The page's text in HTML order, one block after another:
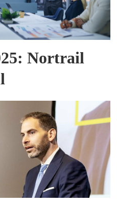
Nortrail